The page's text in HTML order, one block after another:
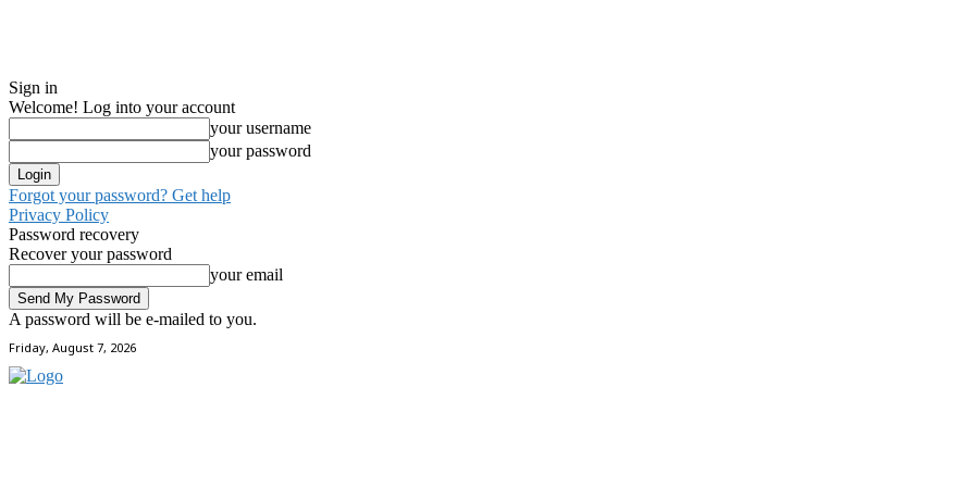
Sign in
Welcome! Log into your account
your username
your password
Forgot your password? Get help
Privacy Policy
Password recovery
Recover your password
your email
A password will be e-mailed to you.
Friday, August 7, 2026